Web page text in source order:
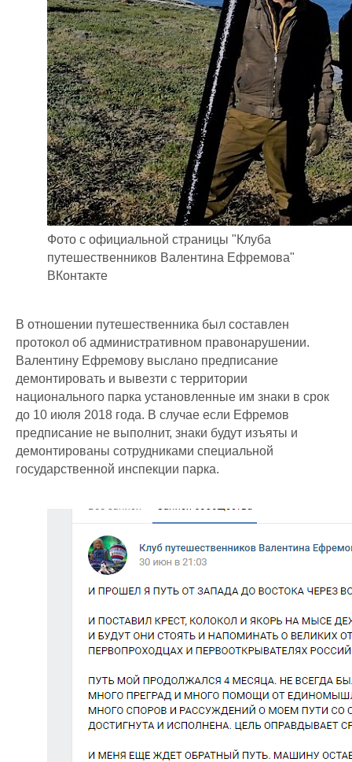
Фото с официальной страницы "Клуба
путешественников Валентина Ефремова"
ВКонтакте
В отношении путешественника был составлен
протокол об административном правонарушении.
Валентину Ефремову выслано предписание
демонтировать и вывезти с территории
национального парка установленные им знаки в срок
до 10 июля 2018 года. В случае если Ефремов
предписание не выполнит, знаки будут изъяты и
демонтированы сотрудниками специальной
государственной инспекции парка.